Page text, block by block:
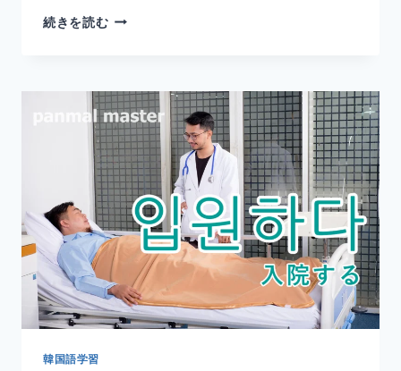
続きを読む韓
슷
하
다」
の
意
味
と
使
い
方
｜
似
て
韓国語学習